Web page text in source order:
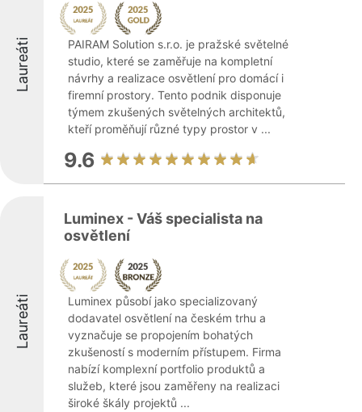
Laureáti
PAIRAM Solution s.r.o. je pražské světelné
studio, které se zaměřuje na kompletní
návrhy a realizace osvětlení pro domácí i
firemní prostory. Tento podnik disponuje
týmem zkušených světelných architektů,
kteří proměňují různé typy prostor v ...
9.6
Laureáti
Luminex - Váš specialista na
osvětlení
Luminex působí jako specializovaný
dodavatel osvětlení na českém trhu a
vyznačuje se propojením bohatých
zkušeností s moderním přístupem. Firma
nabízí komplexní portfolio produktů a
služeb, které jsou zaměřeny na realizaci
široké škály projektů ...